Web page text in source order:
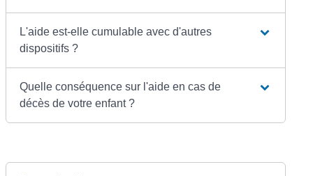
L'aide est-elle cumulable avec d'autres
dispositifs ?
Quelle conséquence sur l'aide en cas de
décès de votre enfant ?